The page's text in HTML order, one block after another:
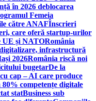
în 2026 deblocarea
Femeia
către ANAFÎnscrieri
care oferă startup-urilor
UE și NATORomânia
infrastructură
2026România riscă noi
bugetarDe la
cap – AI care produce
competențe digitale
statBusiness sub